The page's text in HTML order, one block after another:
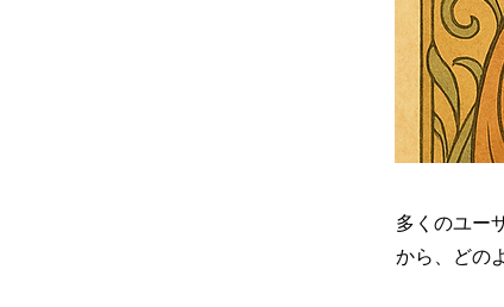
多くのユー
から、どの